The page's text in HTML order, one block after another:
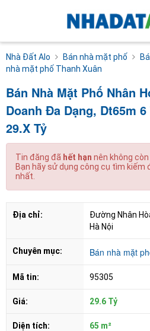
Nhà Đất Alo Bán nhà mặt phố
nhà mặt phố Thanh Xuân
Bán Nhà Mặt Phố Nhân
Doanh Đa Dạng, Dt65m
29.X Tỷ
Tin đăng đã hết hạn nên không còn
Bạn hãy sử dụng công cụ tìm
nhất.
Địa chỉ:
Đường Nhân
Hà Nội
Chuyên mục: Bán nhà mặt
Mã tin: 95305
Giá: 29.6 Tỷ
Diện tích: 65 m²